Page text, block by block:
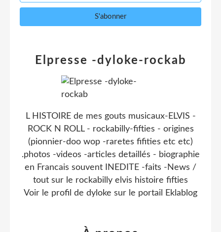
Elpresse -dyloke-rockab
L HISTOIRE de mes gouts musicaux-ELVIS -
ROCK N ROLL - rockabilly-fifties - origines
(pionnier-doo wop -raretes fifities etc etc)
.photos -videos -articles detaillés - biographie
en Francais souvent INEDITE -faits -News /
tout sur le rockabilly elvis histoire fifties
Voir le profil de dyloke sur le portail Eklablog